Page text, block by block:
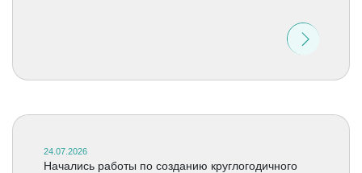
24.07.2026
Начались работы по созданию круглогодичного